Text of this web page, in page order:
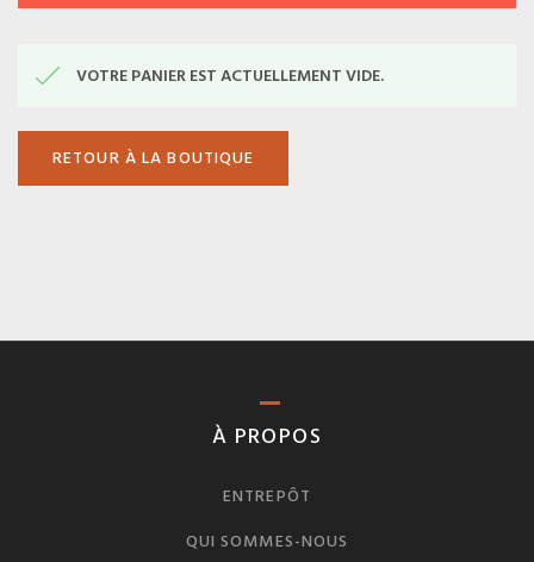
VOTRE PANIER EST ACTUELLEMENT VIDE.
RETOUR À LA BOUTIQUE
À PROPOS
ENTREPÔT
QUI SOMMES-NOUS